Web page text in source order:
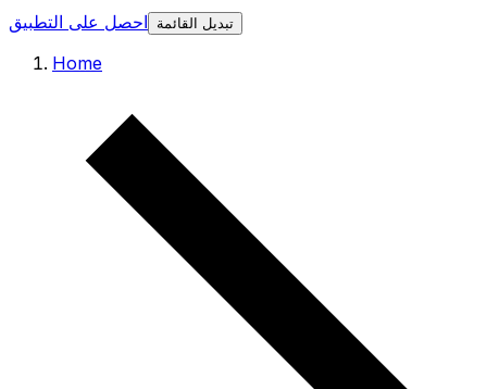
احصل على التطبيق
تبديل القائمة
Home